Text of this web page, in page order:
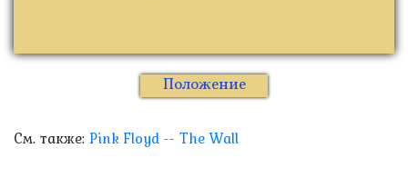
Положение
См. также: Pink Floyd -- The Wall